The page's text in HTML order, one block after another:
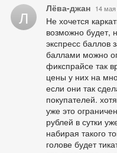
Л Лёва-джан 14
Не хочется
возможно будет,
экспресс баллов
баллами можно
фикспрайсе так
цены у них на
если они так
покупателей.
уже это
рублей в сутки
набирая такого
голове будет